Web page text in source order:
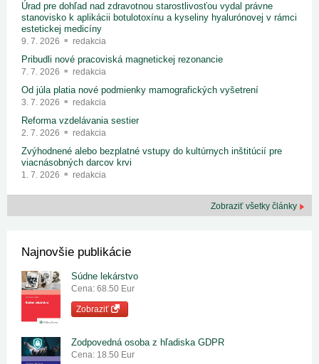
Úrad pre dohľad nad zdravotnou starostlivosťou vydal právne
stanovisko k aplikácii botulotoxínu a kyseliny hyalurónovej v rámci
estetickej medicíny
9. 7. 2026 redakcia
Pribudli nové pracoviská magnetickej rezonancie
7. 7. 2026 redakcia
Od júla platia nové podmienky mamografických vyšetrení
3. 7. 2026 redakcia
Reforma vzdelávania sestier
2. 7. 2026 redakcia
Zvýhodnené alebo bezplatné vstupy do kultúrnych inštitúcií pre
viacnásobných darcov krvi
1. 7. 2026 redakcia
Zobraziť všetky články
Najnovšie publikácie
Súdne lekárstvo
Cena: 68.50 Eur
Zobraziť
Zodpovedná osoba z hľadiska GDPR
Cena: 18.50 Eur